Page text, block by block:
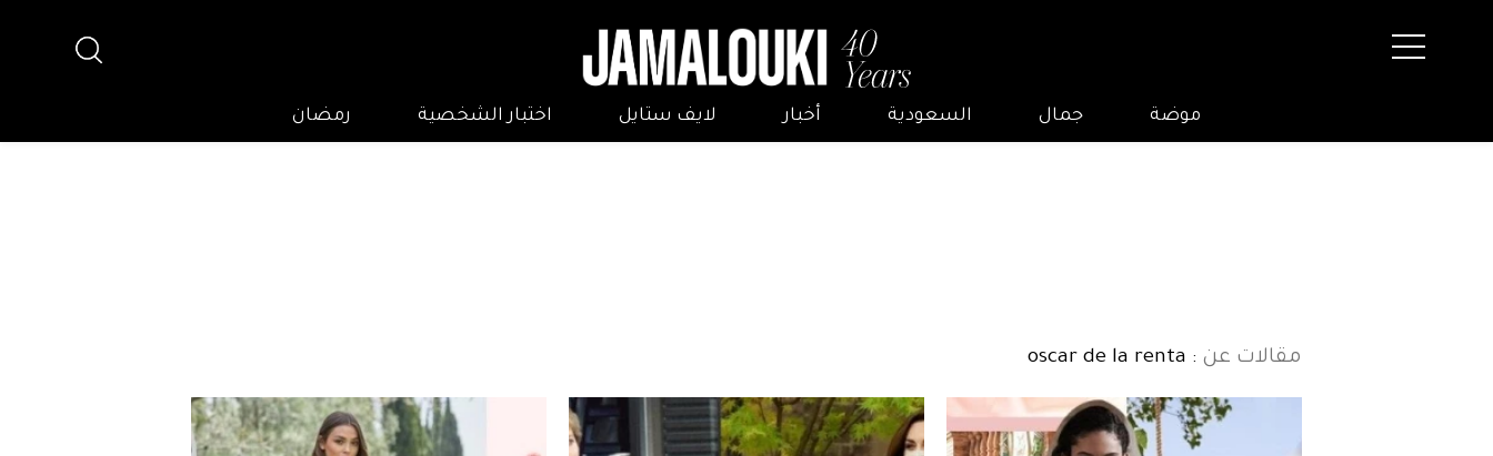
موضة جمال السعودية أخبار لايف ستايل اختبار الشخصية رمضان
مقالات عن : oscar de la renta